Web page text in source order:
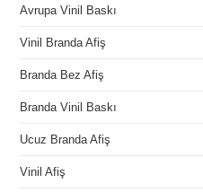
Avrupa Vinil Baskı
Vinil Branda Afiş
Branda Bez Afiş
Branda Vinil Baskı
Ucuz Branda Afiş
Vinil Afiş